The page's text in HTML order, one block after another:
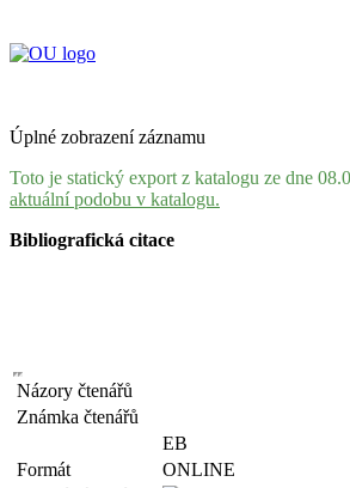
Úplné zobrazení záznamu
Toto je statický export z katalogu ze dne
aktuální podobu v katalogu.
Bibliografická citace
Názory čtenářů
Známka čtenářů
EB
Formát
ONLINE